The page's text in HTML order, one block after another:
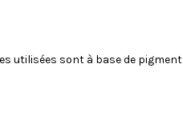
utilisées sont à base de